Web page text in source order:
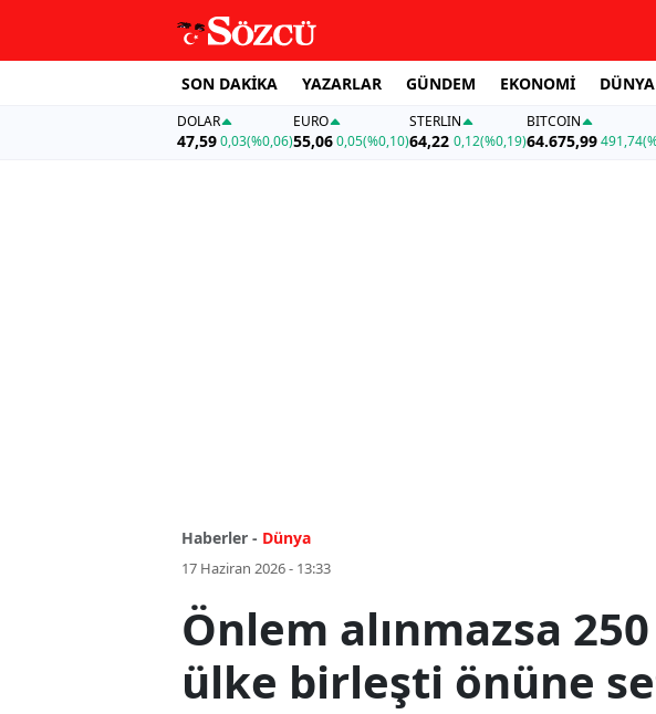
SON DAKİKA YAZARLAR GÜNDEM EKONOMİ DÜNYA
DOLAR
47,590,03(%0,06)
EURO
55,06 0,05(%0,10)
STERLIN
64,22 0,12(%0,19)
BITCOIN
64.675,99491,74
Haberler - Dünya
17 Haziran 2026 - 13:33
Önlem alınmazsa
ülke birleşti önüne